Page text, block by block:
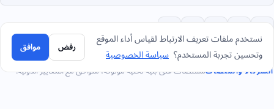
الشركاء والمنصاتمستضاف على بنية تحتية موثوقة، متوافق مع المعايير الدولية.
نستخدم ملفات تعريف الارتباط لقياس أداء الموقع
وتحسين تجربة المستخدم؟ سياسة الخصوصية رفض موافق